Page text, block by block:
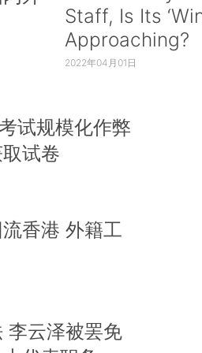
Staff, Is Its
Approaching?
2022年04月01日
试规模化作弊
试卷
香港 外籍工
李云泽被罢免